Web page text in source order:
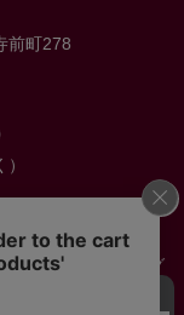
前町278
|お役立ち情報・ブログ